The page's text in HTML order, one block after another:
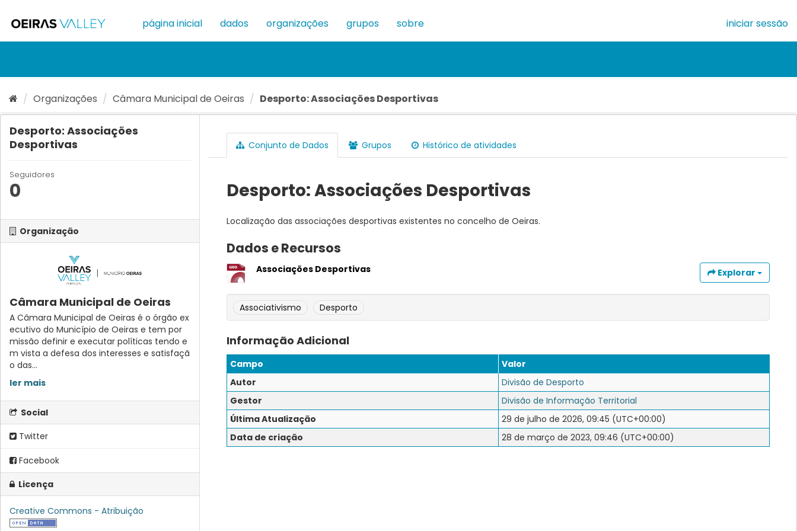
para
conteúdo
página inicial dados organizações grupos sobre iniciar sessão
Organizações Câmara Municipal de Oeiras Desporto: Associações Desportivas
Desporto: Associações
Desportivas
Seguidores
0
Organização
Câmara Municipal de Oeiras
A Câmara Municipal de Oeiras é o órgão ex
ecutivo do Município de Oeiras e tem por
missão definir e executar políticas tendo e
m vista a defesa dos interesses e satisfaçã
o das...
ler mais
Social
Twitter
Facebook
Licença
Creative Commons - Atribuição
Conjunto de Dados Grupos Histórico de atividades
Desporto: Associações Desportivas
Localização das associações desportivas existentes no concelho de Oeiras.
Dados e Recursos
Associações Desportivas Explorar
Associativismo Desporto
Informação Adicional
Campo
Valor
Autor
Divisão de Desporto
Gestor
Divisão de Informação Territorial
Última Atualização
29 de julho de 2026, 09:45 (UTC+00:00)
Data de criação
28 de março de 2023, 09:46 (UTC+00:00)